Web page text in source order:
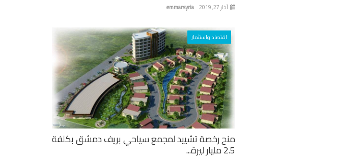
emmarsyria آذار 27, 2019
اقتصاد واستثمار
منح رخصة تشييد لمجمع سياحي بريف دمشق بكلفة
2.5 مليار ليرة...